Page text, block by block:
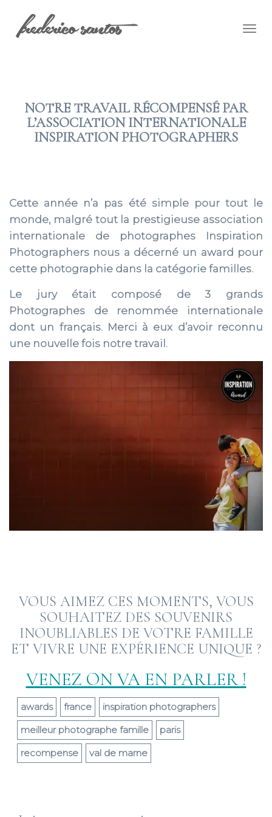
NOTRE TRAVAIL RÉCOMPENSÉ PAR
L’ASSOCIATION INTERNATIONALE
INSPIRATION PHOTOGRAPHERS
Cette année n’a pas été simple pour tout le
monde, malgré tout la prestigieuse association
internationale de photographes Inspiration
Photographers nous a décerné un award pour
cette photographie dans la catégorie familles.
Le jury était composé de 3 grands
Photographes de renommée internationale
dont un français. Merci à eux d’avoir reconnu
une nouvelle fois notre travail.
VOUS AIMEZ CES MOMENTS, VOUS
SOUHAITEZ DES SOUVENIRS
INOUBLIABLES DE VOTRE FAMILLE
ET VIVRE UNE EXPÉRIENCE UNIQUE ?
VENEZ ON VA EN PARLER !
awards france
inspiration photographers
meilleur photographe famille
paris
recompense
val de marne